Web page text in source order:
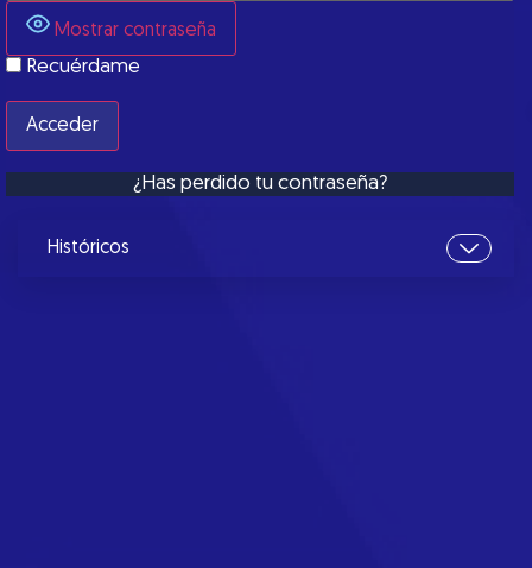
Mostrar contraseña
Recuérdame
¿Has perdido tu contraseña?
Históricos